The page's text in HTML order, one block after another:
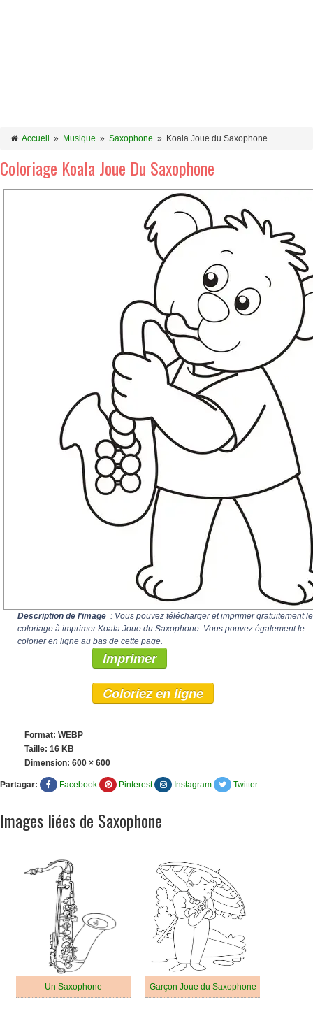
Accueil » Musique » Saxophone » Koala Joue du Saxophone
Coloriage Koala Joue Du Saxophone
Description de l'image : Vous pouvez télécharger et imprimer gratuitement le
coloriage à imprimer Koala Joue du Saxophone. Vous pouvez également le
colorier en ligne au bas de cette page.
Imprimer
Coloriez en ligne
Format: WEBP
Taille: 16 KB
Dimension: 600 × 600
Partagar: Facebook Pinterest Instagram Twitter
Images liées de Saxophone
Un Saxophone Garçon Joue du Saxophone